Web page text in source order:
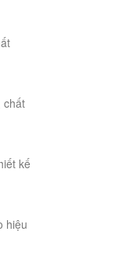
chất
kế
hiệu